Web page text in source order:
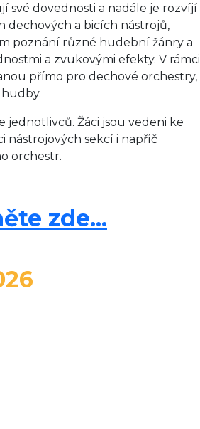
své dovednosti a nadále je rozvíjí
dechových a bicích nástrojů,
poznání různé hudební žánry a
a zvukovými efekty. V rámci
přímo pro dechové orchestry,
Žáci jsou vedeni ke
nástrojových sekcí i napříč
orchestr.
zde...